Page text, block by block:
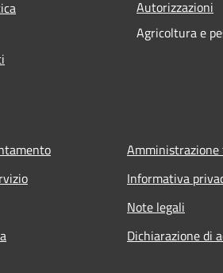
Autorizzazioni
Agricoltura e
Informativa
Note legali
Dichiarazione di